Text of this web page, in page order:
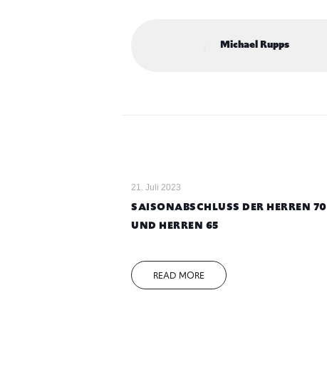
Michael Rupps
21. Juli 2023
SAISONABSCHLUSS DER HERREN 70
UND HERREN 65
READ MORE